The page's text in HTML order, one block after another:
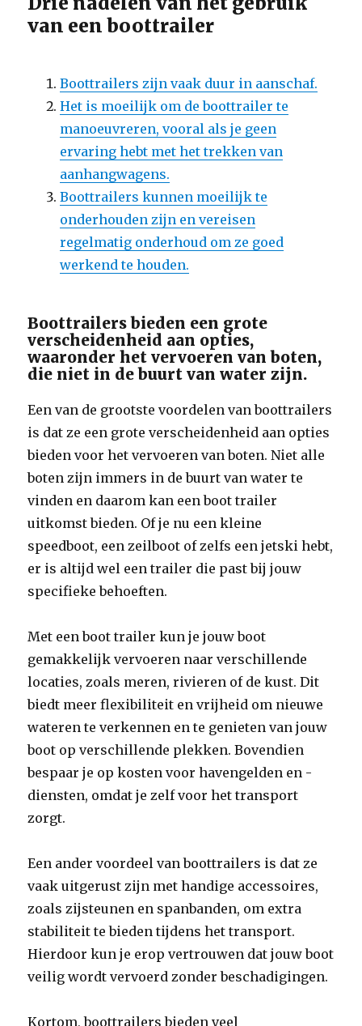
van een boottrailer
Boottrailers zijn vaak duur in aanschaf.
Het is moeilijk om de boottrailer te
manoeuvreren, vooral als je geen
ervaring hebt met het trekken van
aanhangwagens.
Boottrailers kunnen moeilijk te
onderhouden zijn en vereisen
regelmatig onderhoud om ze goed
werkend te houden.
Boottrailers bieden een grote
verscheidenheid aan opties,
waaronder het vervoeren van boten,
die niet in de buurt van water zijn.
Een van de grootste voordelen van boottrailers
is dat ze een grote verscheidenheid aan opties
bieden voor het vervoeren van boten. Niet alle
boten zijn immers in de buurt van water te
vinden en daarom kan een boot trailer
uitkomst bieden. Of je nu een kleine
speedboot, een zeilboot of zelfs een jetski hebt,
er is altijd wel een trailer die past bij jouw
specifieke behoeften.
Met een boot trailer kun je jouw boot
gemakkelijk vervoeren naar verschillende
locaties, zoals meren, rivieren of de kust. Dit
biedt meer flexibiliteit en vrijheid om nieuwe
wateren te verkennen en te genieten van jouw
boot op verschillende plekken. Bovendien
bespaar je op kosten voor havengelden en -
diensten, omdat je zelf voor het transport
zorgt.
Een ander voordeel van boottrailers is dat ze
vaak uitgerust zijn met handige accessoires,
zoals zijsteunen en spanbanden, om extra
stabiliteit te bieden tijdens het transport.
Hierdoor kun je erop vertrouwen dat jouw boot
veilig wordt vervoerd zonder beschadigingen.
Kortom, boottrailers bieden veel